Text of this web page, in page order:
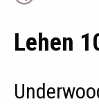
Lehen